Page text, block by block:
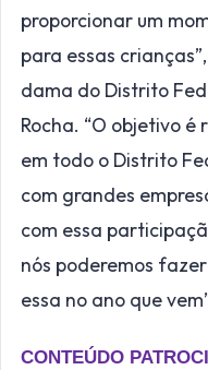
proporcionar um
para essas
dama do Distrito
Rocha. “O objetivo
em todo o Distrito
com grandes
com essa
nós poderemos
essa no ano que